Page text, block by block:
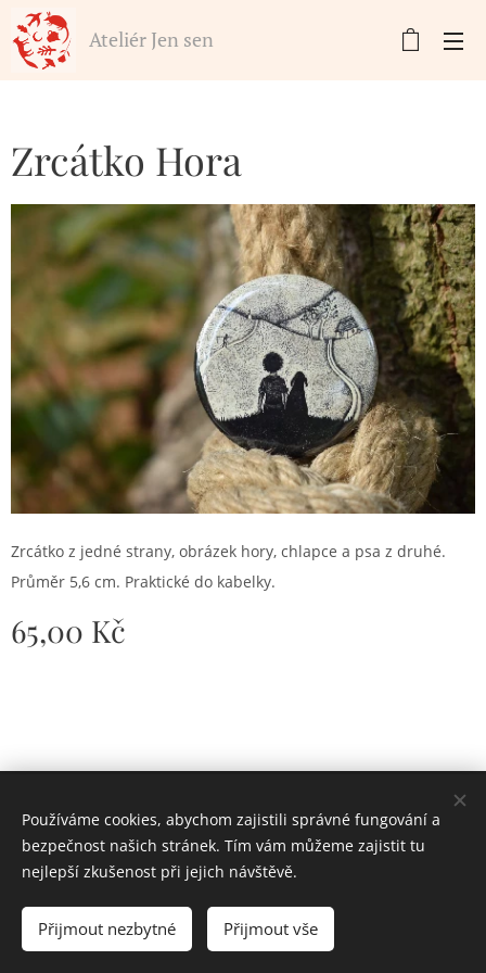
Ateliér Jen sen
Zrcátko Hora
Zrcátko z jedné strany, obrázek hory, chlapce a psa z druhé.
Průměr 5,6 cm. Praktické do kabelky.
65,00 Kč
Do košíku
Cookies
Používáme cookies, abychom zajistili správné fungování a
bezpečnost našich stránek. Tím vám můžeme zajistit tu
nejlepší zkušenost při jejich návštěvě.
Přijmout nezbytné Přijmout vše